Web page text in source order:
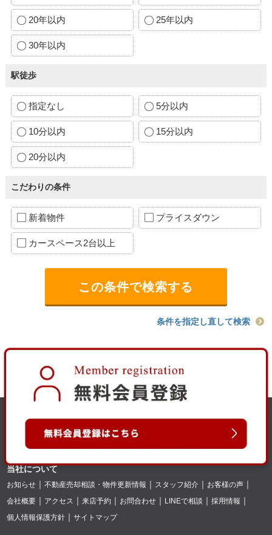
20年以内 25年以内
30年以内
駅徒歩
指定なし 5分以内
10分以内 15分以内
20分以内
こだわりの条件
新着物件 プライスダウン
カースペース2台以上
条件を指定し直して検索
当社について
お知らせ 不動産売却相談・物件更新情報 スタッフ紹介
お客様の声
会社概要
アクセス 来店予約 お問合わせ LINEで相談
採用情報
個人情報保護方針
サイトマップ